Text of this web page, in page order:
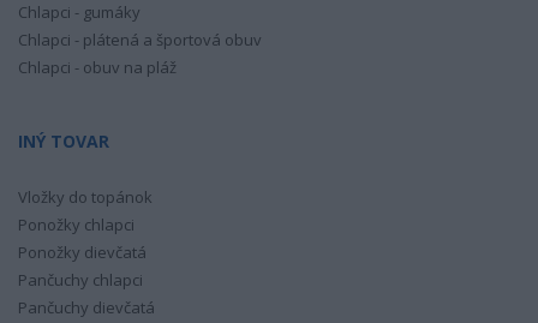
Chlapci - gumáky
Chlapci - plátená a športová obuv
Chlapci - obuv na pláž
INÝ TOVAR
Vložky do topánok
Ponožky chlapci
Ponožky dievčatá
Pančuchy chlapci
Pančuchy dievčatá